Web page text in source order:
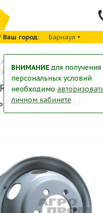
Ваш город Барнаул
3302) (3302-3101015-05)
6*170 D130,1
ГАЗ-3302) (3302-
ВНИМАНИЕдля получения
персональных условий
необходимо
личном кабинете